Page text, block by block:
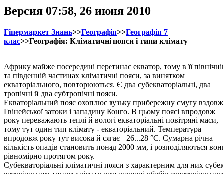
Версия 07:58, 26 июня 2010
Гіпермаркет Знань>>Географія>>Географія 7
клас>>Географія: Кліматичні пояси і типи клімату
Африку майже посередині перетинає екватор, тому в її
та південній частинах кліматичні пояси, за винятком
екваторіального, повторюються. Є два субекваторіальні, два
тропічні й два субтропічні пояси.
Екваторіальний пояс охоплює вузьку прибережну смугу вздовж
Гвінейської затоки і западину Конго. В цьому поясі впродовж
року переважають теплі й вологі екваторіальні повітряні маси,
тому тут один тип клімату - екваторіальний. Температура
впродовж року тут висока й сягає +26...28 °С. Сумарна річна
кількість опадів становить понад 2000 мм, і розподіляються
рівномірно протягом року.
Субекваторіальні кліматичні пояси з характерним для них